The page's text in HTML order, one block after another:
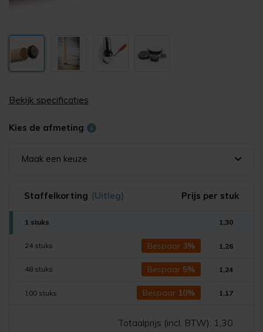
Bekijk specificaties
Kies de afmeting
Maak een keuze
Staffelkorting (Uitleg) Prijs per stuk
1 stuks 1,30
24 stuks Bespaar 3% 1,26
48 stuks Bespaar 5% 1,24
100 stuks Bespaar 10% 1,17
Totaalprijs (incl. BTW): 1,30